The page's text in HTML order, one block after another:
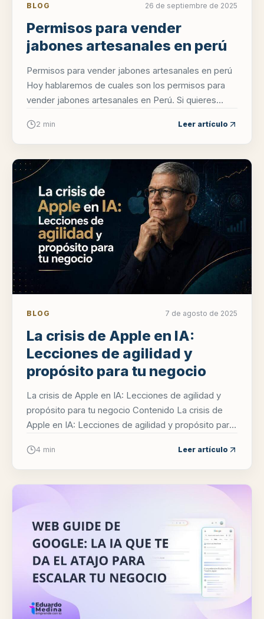
BLOG 26 de septiembre de 2025
Permisos para vender
jabones artesanales en perú
Permisos para vender jabones artesanales en perú
Hoy hablaremos de cuales son los permisos para
vender jabones artesanales en Perú. Si quieres
2 min Leer artículo
BLOG 7 de agosto de 2025
La crisis de Apple en IA:
Lecciones de agilidad y
propósito para tu negocio
La crisis de Apple en IA: Lecciones de agilidad y
propósito para tu negocio Contenido La crisis de
Apple en IA: Lecciones de agilidad y propósito para
4 min Leer artículo